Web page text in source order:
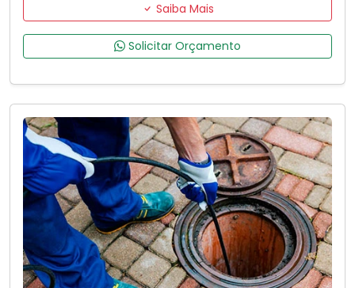
Saiba Mais
Solicitar Orçamento